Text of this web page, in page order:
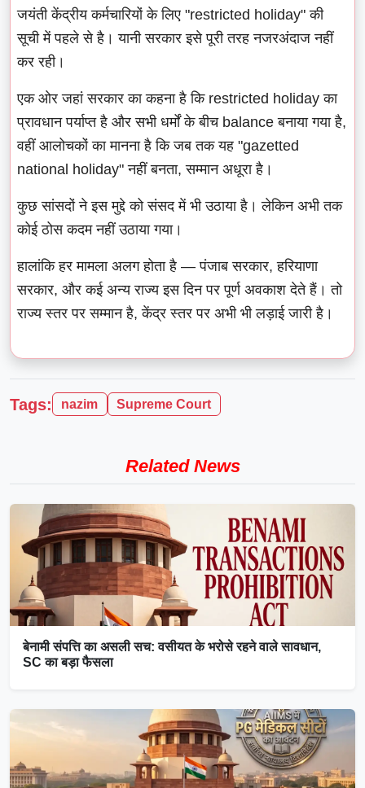
जयंती केंद्रीय कर्मचारियों के लिए "restricted holiday" की
सूची में पहले से है। यानी सरकार इसे पूरी तरह नजरअंदाज नहीं
कर रही।
एक ओर जहां सरकार का कहना है कि restricted holiday का
प्रावधान पर्याप्त है और सभी धर्मों के बीच balance बनाया गया है,
वहीं आलोचकों का मानना है कि जब तक यह "gazetted
national holiday" नहीं बनता, सम्मान अधूरा है।
कुछ सांसदों ने इस मुद्दे को संसद में भी उठाया है। लेकिन अभी तक
कोई ठोस कदम नहीं उठाया गया।
हालांकि हर मामला अलग होता है — पंजाब सरकार, हरियाणा
सरकार, और कई अन्य राज्य इस दिन पर पूर्ण अवकाश देते हैं। तो
राज्य स्तर पर सम्मान है, केंद्र स्तर पर अभी भी लड़ाई जारी है।
Tags: nazim Supreme Court
Related News
बेनामी संपत्ति का असली सच: वसीयत के भरोसे रहने वाले सावधान,
SC का बड़ा फैसला